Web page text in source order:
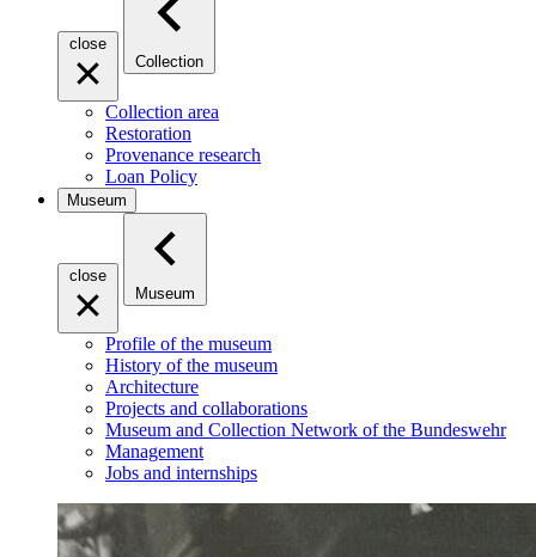
close
Collection
Collection area
Restoration
Provenance research
Loan Policy
Museum
close
Museum
Profile of the museum
History of the museum
Architecture
Projects and collaborations
Museum and Collection Network of the Bundeswehr
Management
Jobs and internships